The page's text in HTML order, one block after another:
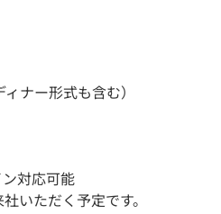
ナー形式も含む）
対応可能
いただく予定です。